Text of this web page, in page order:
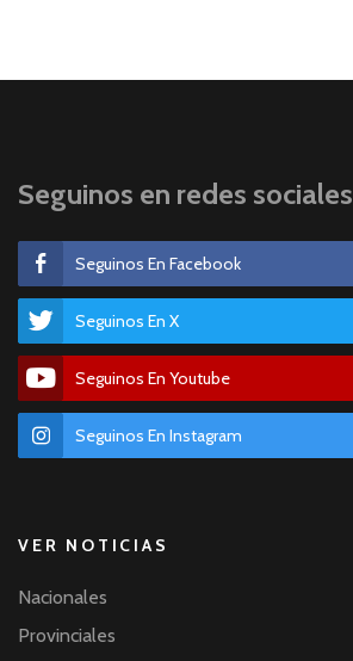
Seguinos en redes sociales
Seguinos En Facebook
Seguinos En X
Seguinos En Youtube
Seguinos En Instagram
VER NOTICIAS
Nacionales
Provinciales